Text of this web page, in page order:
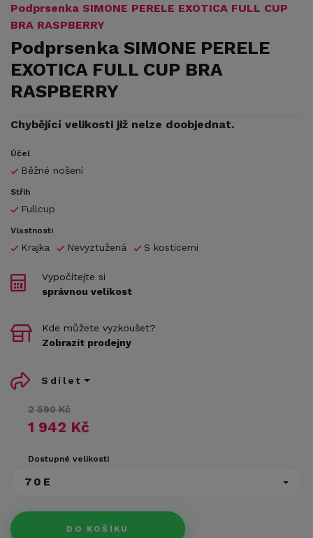
Podprsenka SIMONE PERELE EXOTICA FULL CUP
BRA RASPBERRY
Podprsenka SIMONE PERELE
EXOTICA FULL CUP BRA
RASPBERRY
Chybějící velikosti již nelze doobjednat.
Účel
Běžné nošení
Střih
Fullcup
Vlastnosti
Krajka Nevyztužená S kosticemi
2 590 Kč
1 942 Kč
Dostupné velikosti
70E
DO KOŠÍKU
Vypočítejte si
správnou velikost
Kde můžete vyzkoušet?
Zobrazit prodejny
Sdílet